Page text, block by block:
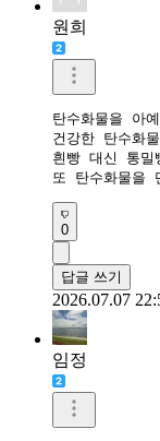
원희
탄수화물을 아
건강한 탄수화
흰빵 대신 통밀
또 탄수화물을
0
답글 쓰기
2026.07.07
임정